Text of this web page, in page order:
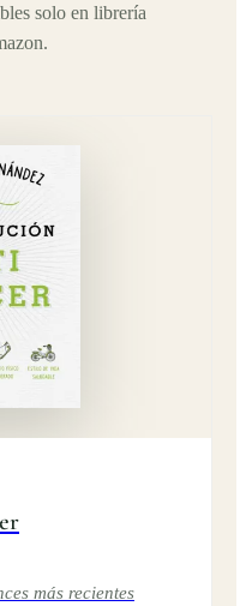
solo en librería
más recientes